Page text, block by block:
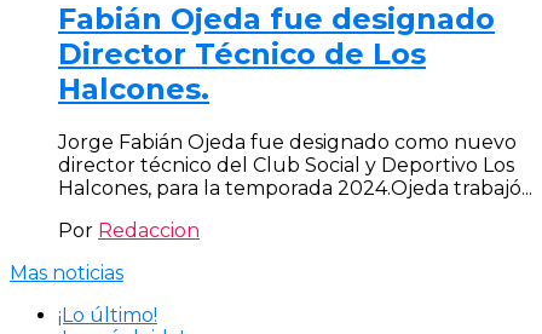
Fabián Ojeda fue designado
Director Técnico de Los
Halcones.
Jorge Fabián Ojeda fue designado como nuevo
director técnico del Club Social y Deportivo Los
Halcones, para la temporada 2024.Ojeda trabajó...
Por Redaccion
Mas noticias
¡Lo último!